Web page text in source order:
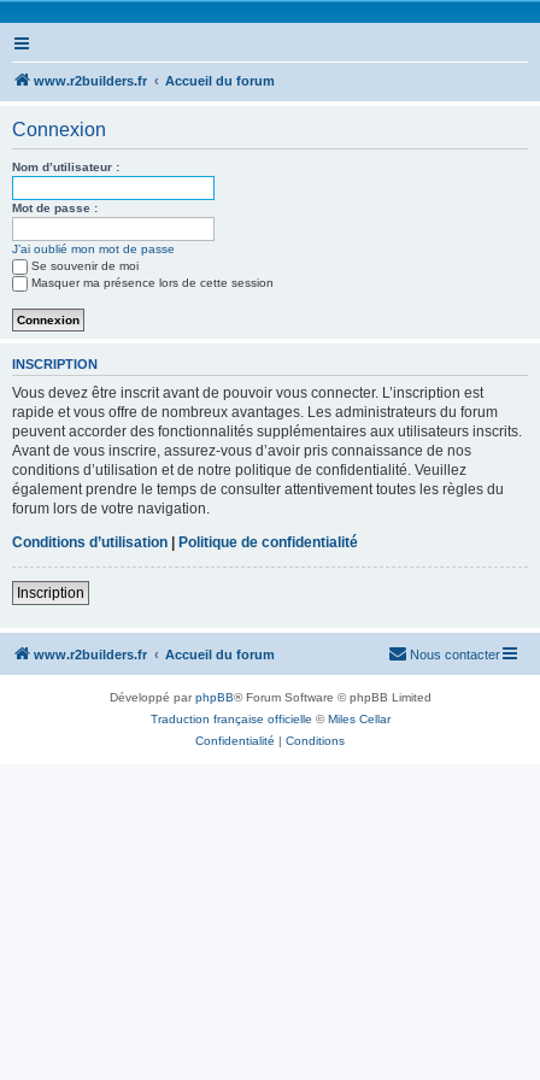
www.r2builders.fr Accueil du forum
Connexion
Nom d’utilisateur :
Mot de passe :
J’ai oublié mon mot de passe
Se souvenir de moi
Masquer ma présence lors de cette session
INSCRIPTION
Vous devez être inscrit avant de pouvoir vous connecter. L’inscription est
rapide et vous offre de nombreux avantages. Les administrateurs du forum
peuvent accorder des fonctionnalités supplémentaires aux utilisateurs inscrits.
Avant de vous inscrire, assurez-vous d’avoir pris connaissance de nos
conditions d’utilisation et de notre politique de confidentialité. Veuillez
également prendre le temps de consulter attentivement toutes les règles du
forum lors de votre navigation.
Conditions d’utilisation | Politique de confidentialité
Inscription
www.r2builders.fr Accueil du forum Nous contacter
Développé parphpBB® Forum Software © phpBB Limited
Traduction française officielle ©Miles Cellar
Confidentialité | Conditions